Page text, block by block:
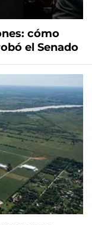
cómo
el Senado